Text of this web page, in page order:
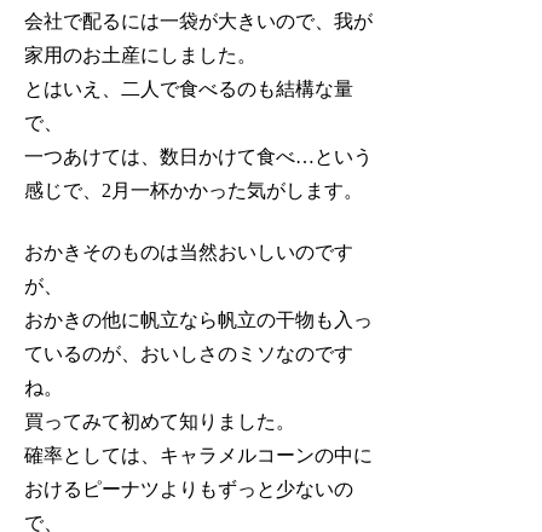
会社で配るには一袋が大きいので、我が
家用のお土産にしました。
とはいえ、二人で食べるのも結構な量
で、
一つあけては、数日かけて食べ…という
感じで、2月一杯かかった気がします。
おかきそのものは当然おいしいのです
が、
おかきの他に帆立なら帆立の干物も入っ
ているのが、おいしさのミソなのです
ね。
買ってみて初めて知りました。
確率としては、キャラメルコーンの中に
おけるピーナツよりもずっと少ないの
で、